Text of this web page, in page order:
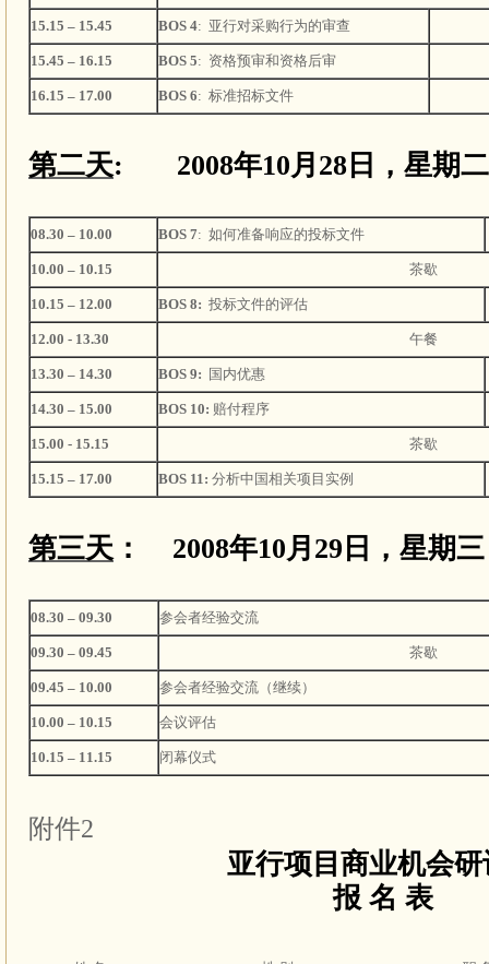
15.15 – 15.45 BOS 4: 亚行对采购行为的审查
15.45 – 16.15 BOS 5: 资格预审和资格后审
16.15 – 17.00 BOS 6: 标准招标文件
第二天: 2008年10月 28 日，星期二
08.30 – 10.00 BOS 7: 如何准备响应的投标文件
10.00 – 10.15 茶歇
10.15 – 12.00 BOS 8: 投标文件的评估
12.00 - 13.30 午餐
13.30 – 14.30 BOS 9: 国内优惠
14.30 – 15.00 BOS 10: 赔付程序
15.00 - 15.15 茶歇
15.15 – 17.00 BOS 11: 分析中国相关项目实例
第三天 ： 2008年10月 29 日，星期三
08.30 – 09.30 参会者经验交流
09.30 – 09.45 茶歇
09.45 – 10.00 参会者经验交流（继续）
10.00 – 10.15 会议评估
10.15 – 11.15 闭幕仪式
附件2
亚行项目商业机会
报 名 表